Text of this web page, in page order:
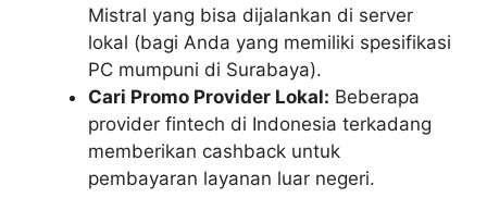
Mistral yang bisa dijalankan di server
lokal (bagi Anda yang memiliki spesifikasi
PC mumpuni di Surabaya).
Cari Promo Provider Lokal: Beberapa
provider fintech di Indonesia terkadang
memberikan cashback untuk
pembayaran layanan luar negeri.